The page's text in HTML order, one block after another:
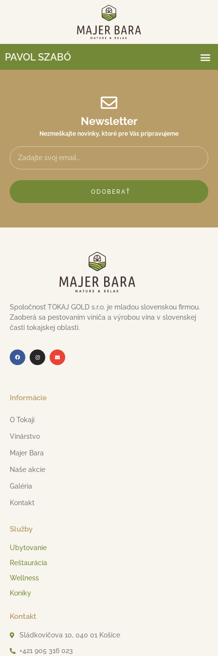
PAVOL SZABÓ
Newsletter
Nezmeškajte novinky, ktoré pre Vás pripravujeme
ODOBERAŤ
Spoločnosť TOKAJ GOLD s.r.o. je mladou slovenskou firmou.
Zaoberá sa pestovaním viniča a výrobou vína v slovenskej
časti tokajskej oblasti.
Informácie
O Tokaji
Vinárstvo
Majer Bara
Naše akcie
Galéria
Kontakt
Služby
Ubytovanie
Reštaurácia
Wellness
Koníky
Kontakt
Sládkovičova 10, 040 01 Košice
+421 905 316 023